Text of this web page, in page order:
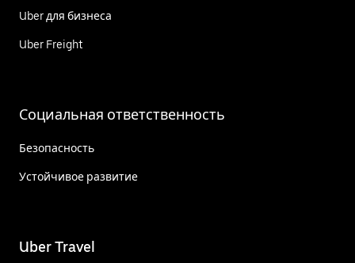
Uber для бизнеса
Uber Freight
Социальная ответственность
Безопасность
Устойчивое развитие
Uber Travel